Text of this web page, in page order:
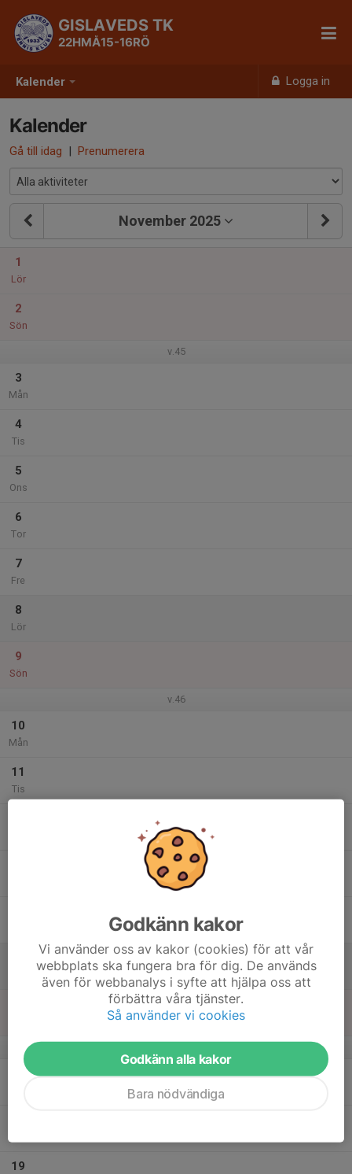
Kalender Logga in
GISLAVEDS TK
22HMÅ15-16RÖ
Kalender
Gå till idag | Prenumerera
November 2025
1
Lör
2
Sön
v.45
3
Mån
4
Tis
5
Ons
6
Tor
7
Fre
8
Lör
9
Sön
v.46
10
Mån
11
Tis
19
Godkänn kakor
Vi använder oss av kakor (cookies) för att vår
webbplats ska fungera bra för dig. De används
även för webbanalys i syfte att hjälpa oss att
förbättra våra tjänster.
Så använder vi cookies
Godkänn alla kakor
Bara nödvändiga